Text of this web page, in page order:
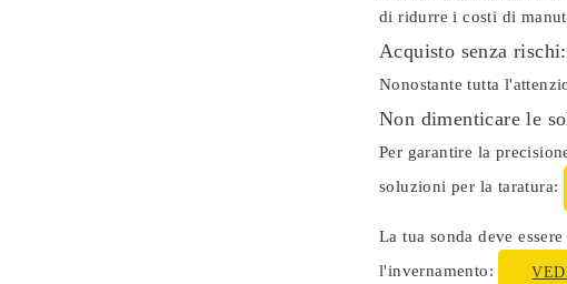
di ridurre i costi di
Acquisto senza rischi:
Nonostante tutta
Non dimenticare le
Per garantire la
soluzioni per la taratura:
La tua sonda deve
l'invernamento: